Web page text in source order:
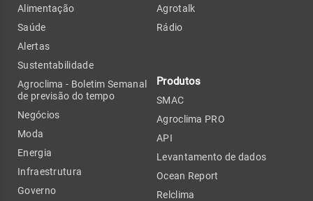
Alimentação
Saúde
Alertas
Sustentabilidade
Agroclima - Boletim Semanal
de previsão do tempo
Negócios
Moda
Energia
Infraestrutura
Governo
Agrotalk
Rádio
Produtos
SMAC
Agroclima PRO
API
Levantamento de dados
Ocean Report
Relclima